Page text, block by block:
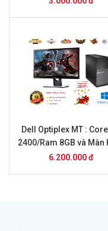
Dell Optiplex MT :
2400/Ram 8GB và Màn
24 inch
6.200.000 đ